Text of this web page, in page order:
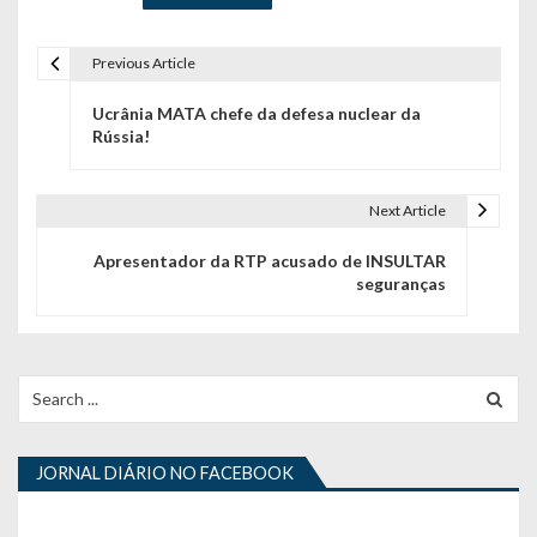
ã
o
d
Previous Article
Ucrânia MATA chefe da defesa nuclear da
Rússia!
Next Article
Apresentador da RTP acusado de INSULTAR
seguranças
for:
JORNAL DIÁRIO NO FACEBOOK